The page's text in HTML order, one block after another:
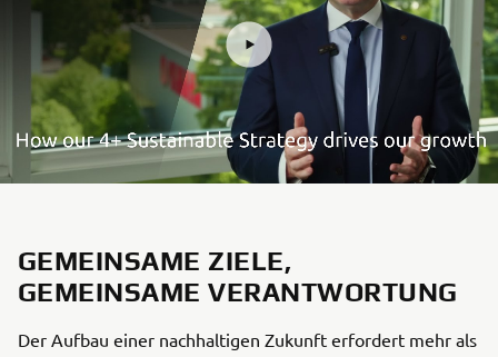
GEMEINSAME ZIELE,
GEMEINSAME VERANTWORTUNG
Der Aufbau einer nachhaltigen Zukunft erfordert mehr als